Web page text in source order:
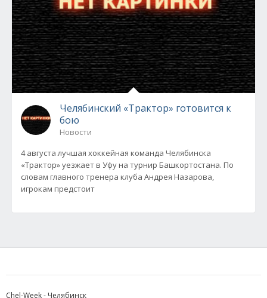
Челябинский «Трактор» готовится к
бою
Новости
4 августа лучшая хоккейная команда Челябинска
«Трактор» уезжает в Уфу на турнир Башкортостана. По
словам главного тренера клуба Андрея Назарова,
игрокам предстоит
Chel-Week - Челябинск